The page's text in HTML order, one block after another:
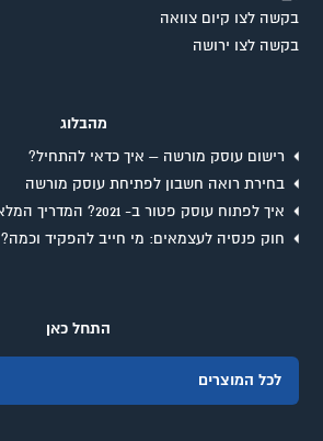
בקשה לצו קיום צוואה
בקשה לצו ירושה
מהבלוג
רישום עוסק מורשה – איך כדאי להתחיל?
בחירת רואה חשבון לפתיחת עוסק מורשה
איך לפתוח עוסק פטור ב- 2021? המדריך המלא
חוק פנסיה לעצמאים: מי חייב להפקיד וכמה?
התחל כאן
לכל המוצרים